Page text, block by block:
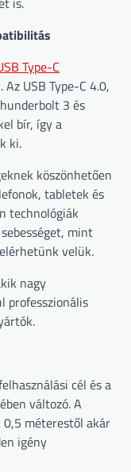
Type-C
USB Type-C 4.0,
3 és
bír, így a
ki.
köszönhetően
tabletek és
technológiák
mint
velük.
nagy
professzionális
cél és a
változó. A
méterestől akár
igény